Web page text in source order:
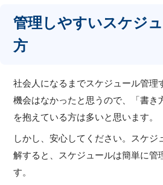
管理しやすいスケジ
方
社会人になるまでスケジュール管理
機会はなかったと思うので、「書き
を抱えている方は多いと思います。
しかし、安心してください。スケジ
解すると、スケジュールは簡単に管
す。